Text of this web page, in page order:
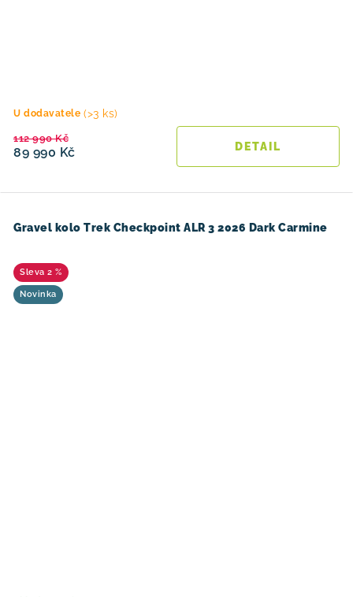
U dodavatele (>3 ks)
89 990 Kč
112 990 Kč
Gravel kolo Trek Checkpoint ALR 3 2026 Dark Carmine
2 %
Novinka